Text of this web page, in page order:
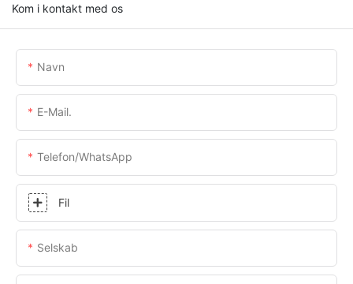
Kom i kontakt med os
Navn
E-Mail.
Telefon/whatsApp
Fil
Selskab